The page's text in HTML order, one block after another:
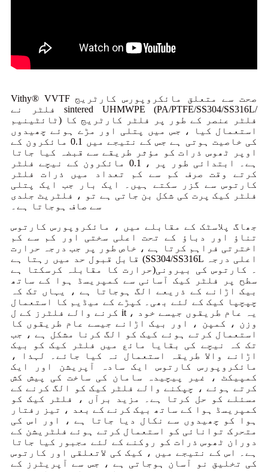
Vithy® VVTF صحت سے متعلق مائکروپورس کارٹریج
فلٹر نے sintered UHMWPE (PA/PTFE/SS304/SS316L/
ٹائٹینیم) فلٹر عنصر کے طور پر فلٹر کارٹریج کا
استعمال کیا ، جس میں پتلی اور مڑے ہوئے چھیدوں
کی خاصیت ہوتی ہے جس کے نتیجے میں 0.1 مائکرون کے
اوپر ٹھوس ذرات کو مؤثر طریقے سے قبضہ کیا جاتا
ہے۔ ابتدائی طور پر ، 0.1 مائکرون کے نیچے فلٹر
کرتے وقت صرف کم سے کم تعداد میں ذرات فلٹر
کارتوس سے گزر سکتے ہیں۔ ایک بار جب ایک پتلی
فلٹر کیک پرت کی شکل بن جاتی ہے تو ، فلٹریٹ جلدی
سے صاف ہوجاتا ہے۔
جھاگ پلاسٹک کے مقابلے میں ، مائکروپورس کارتوس
تناؤ اور دباؤ کے تحت اعلی سختی اور کم سے کم
اخترتی فراہم کرتا ہے ، خاص طور پر جب درجہ حرارت
قابل قبول حد میں رہتا ہے (SS304/SS316L اعلی درجہ
حرارت کا مقابلہ کرسکتا ہے)۔ کارتوس کی بیرونی
سطح پر فلٹر کیک آسانی سے کمپریسڈ ہوا کے ساتھ
بیک اڑانے کے ذریعے الگ ہوجاتا ہے ، یہاں تک کہ
چپچپا کیک کے لئے بھی۔ کپڑے کے میڈیم کا استعمال
کرنے والے فلٹرز کے ل it ، یہ عام طریقوں جیسے خود
وزن ، کمپن ، اور بیک اڑانے جیسے عام طریقوں کا
استعمال کرتے ہوئے کیک کو الگ کرنا مشکل ہے ، جب
تک کہ نیچے کی بقایا مائع میں فلٹر کیک کو بیک
اڑانے والا طریقہ استعمال نہ کیا جائے۔ لہذا ،
مائکروپورس کارتوس ایک سادہ آپریشن اور ایک
کمپیکٹ ، غیر پیچیدہ سامان کی ساخت کی پیش کش
کرتے ہوئے ، چپکنے والے فلٹر کیک کو الگ کرنے کے
مسئلے کو حل کرتا ہے۔ مزید برآں ، فلٹر کیک کو
کمپریسڈ ہوا کے ساتھ بیک کرنے کے بعد ، تیز رفتار
ہوا کو چھیدوں سے نکال دیا جاتا ہے ، اور اس کی
متحرک توانائی کو استعمال کرتے ہوئے فلٹریشن کے
دوران ٹھوس ذرات کو روکنے کے لئے مجبور کیا جاتا
ہے۔ اس کے نتیجے میں ، کیک کی لاتعلقی اور کارتوس
کی تخلیق نو آسان ہوجاتی ہے ، جس سے آپریٹرز کے